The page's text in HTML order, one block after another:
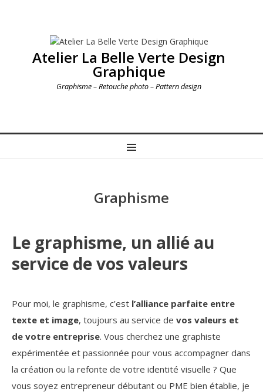
Atelier La Belle Verte Design
Graphique
Graphisme – Retouche photo – Pattern design
MENU
Graphisme
Le graphisme, un allié au
service de vos valeurs
Pour moi, le graphisme, c’est l’alliance parfaite entre
texte et image, toujours au service de vos valeurs et
de votre entreprise. Vous cherchez une graphiste
expérimentée et passionnée pour vous accompagner dans
la création ou la refonte de votre identité visuelle ? Que
vous soyez entrepreneur débutant ou PME bien établie, je